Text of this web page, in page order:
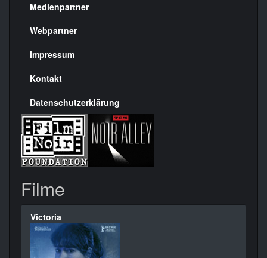
Menülinks
rechte
Seite
Medienpartner
Webpartner
Impressum
Kontakt
Datenschutzerklärung
Filme
Victoria